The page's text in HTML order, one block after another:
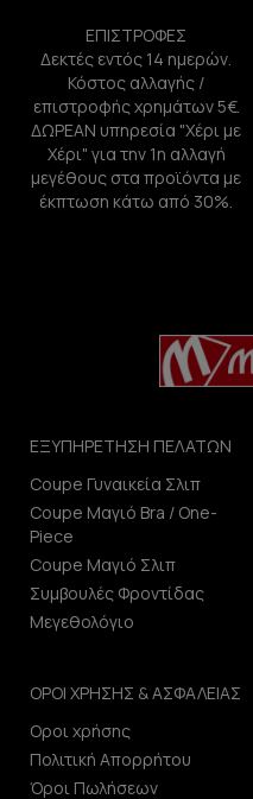
ΕΠΙΣΤΡΟΦΕΣ
Δεκτές εντός 14 ημερών.
Κόστος αλλαγής /
επιστροφής χρημάτων 5€.
ΔΩΡΕΑΝ υπηρεσία "Χέρι με
Χέρι" για την 1η αλλαγή
μεγέθους στα προϊόντα με
έκπτωση κάτω από 30%.
ΕΞΥΠΗΡΕΤΗΣΗ ΠΕΛΑΤΩΝ
Coupe Γυναικεία Σλιπ
Coupe Μαγιό Bra / One-
Piece
Coupe Μαγιό Σλιπ
Συμβουλές Φροντίδας
Μεγεθολόγιο
ΟΡΟΙ ΧΡΗΣΗΣ & ΑΣΦΑΛΕΙΑΣ
Οροι χρήσης
Πολιτική Απορρήτου
Όροι Πωλήσεων